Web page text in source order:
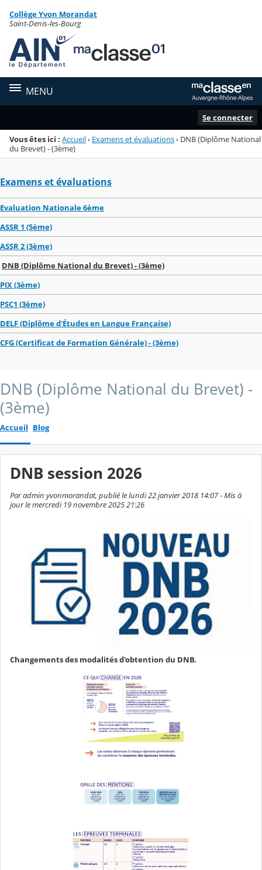
Menu de la rubrique
Contenu
Collège Yvon Morandat
Saint-Denis-les-Bourg
MENU
Se connecter
Vous êtes ici : Accueil› Examens et évaluations› DNB (Diplôme National
du Brevet) - (3ème)
Examens et évaluations
Evaluation Nationale 6ème
ASSR 1 (5ème)
ASSR 2 (3ème)
DNB (Diplôme National du Brevet) - (3ème)
PIX (3ème)
PSC1 (3ème)
DELF (Diplôme d'Études en Langue Française)
CFG (Certificat de Formation Générale) - (3ème)
DNB (Diplôme National du Brevet) -
(3ème)
Accueil Blog
DNB session 2026
Par admin yvonmorandat, publié le lundi 22 janvier 2018 14:07 - Mis à
jour le mercredi 19 novembre 2025 21:26
Changements des modalités d'obtention du DNB.